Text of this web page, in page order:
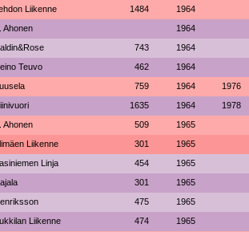
Liikenne 1484 1964
Ahonen 1964
743 1964
Teuvo 462 1964
759 1964 1976
1635 1964 1978
Ahonen 509 1965
Liikenne 301 1965
Linja 454 1965
301 1965
475 1965
Liikenne 474 1965